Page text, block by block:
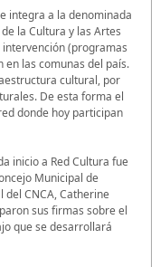
integra a la denominada
la Cultura y las Artes
(programas
las comunas del país.
cultural, por
De esta forma el
donde hoy participan
inicio a Red Cultura fue
Municipal de
del CNCA, Catherine
sus firmas sobre el
que se desarrollará